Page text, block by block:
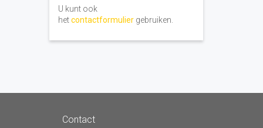
U kunt ook
hetcontactformuliergebruiken.
Contact